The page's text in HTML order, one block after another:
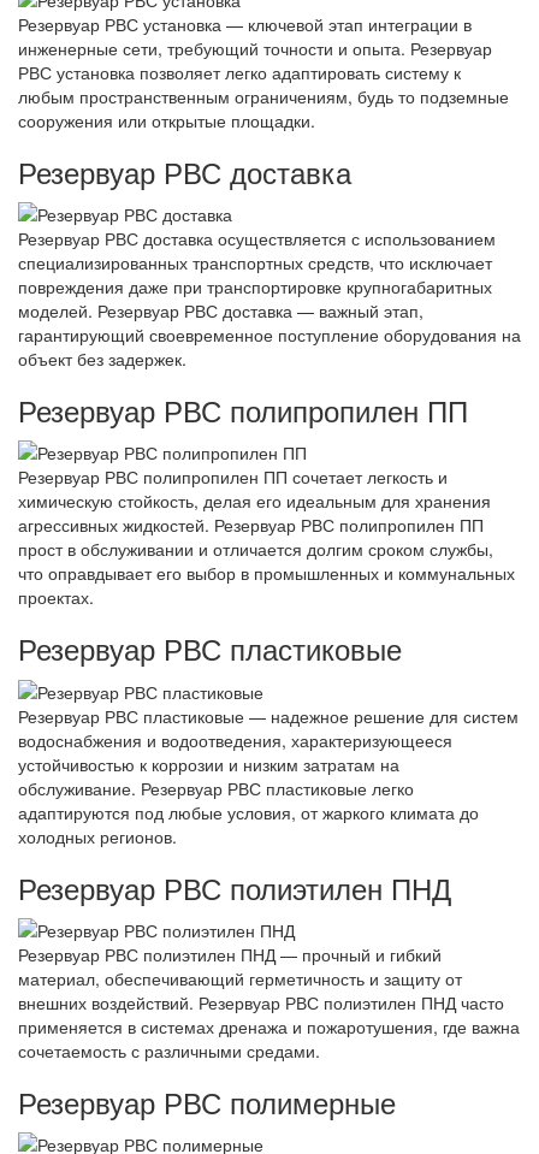
Резервуар РВС установка — ключевой этап интеграции в
инженерные сети, требующий точности и опыта. Резервуар
РВС установка позволяет легко адаптировать систему к
любым пространственным ограничениям, будь то подземные
сооружения или открытые площадки.
Резервуар РВС доставка
Резервуар РВС доставка осуществляется с использованием
специализированных транспортных средств, что исключает
повреждения даже при транспортировке крупногабаритных
моделей. Резервуар РВС доставка — важный этап,
гарантирующий своевременное поступление оборудования на
объект без задержек.
Резервуар РВС полипропилен ПП
Резервуар РВС полипропилен ПП сочетает легкость и
химическую стойкость, делая его идеальным для хранения
агрессивных жидкостей. Резервуар РВС полипропилен ПП
прост в обслуживании и отличается долгим сроком службы,
что оправдывает его выбор в промышленных и коммунальных
проектах.
Резервуар РВС пластиковые
Резервуар РВС пластиковые — надежное решение для систем
водоснабжения и водоотведения, характеризующееся
устойчивостью к коррозии и низким затратам на
обслуживание. Резервуар РВС пластиковые легко
адаптируются под любые условия, от жаркого климата до
холодных регионов.
Резервуар РВС полиэтилен ПНД
Резервуар РВС полиэтилен ПНД — прочный и гибкий
материал, обеспечивающий герметичность и защиту от
внешних воздействий. Резервуар РВС полиэтилен ПНД часто
применяется в системах дренажа и пожаротушения, где важна
сочетаемость с различными средами.
Резервуар РВС полимерные